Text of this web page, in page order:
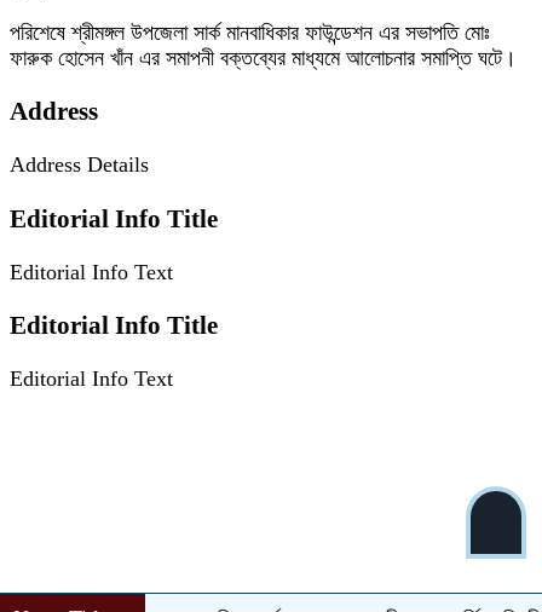
পরিশেষে শ্রীমঙ্গল উপজেলা সার্ক মানবাধিকার ফাউন্ডেশন এর সভাপতি মোঃ
ফারুক হোসেন খাঁন এর সমাপনী বক্তব্যের মাধ্যমে আলোচনার সমাপ্তি ঘটে।
Address
Address Details
Editorial Info Title
Editorial Info Text
Editorial Info Title
Editorial Info Text